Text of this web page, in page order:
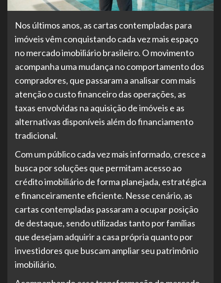
Nos últimos anos, as cartas contempladas para
imóveis vêm conquistando cada vez mais espaço
no mercado imobiliário brasileiro. O movimento
acompanha uma mudança no comportamento dos
compradores, que passaram a analisar com mais
atenção o custo financeiro das operações, as
taxas envolvidas na aquisição de imóveis e as
alternativas disponíveis além do financiamento
tradicional.
Com um público cada vez mais informado, cresce a
busca por soluções que permitam acesso ao
crédito imobiliário de forma planejada, estratégica
e financeiramente eficiente. Nesse cenário, as
cartas contempladas passaram a ocupar posição
de destaque, sendo utilizadas tanto por famílias
que desejam adquirir a casa própria quanto por
investidores que buscam ampliar seu patrimônio
imobiliário.